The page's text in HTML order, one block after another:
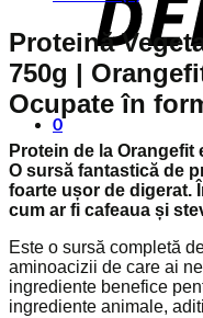
0
Proteină
750g |
Ocupate în
Protein de la Orangefit
O sursă fantastică de
foarte ușor de digerat.
cum ar fi cafeaua și
Este o sursă completă
aminoacizii de care ai
ingrediente benefice
ingrediente animale,